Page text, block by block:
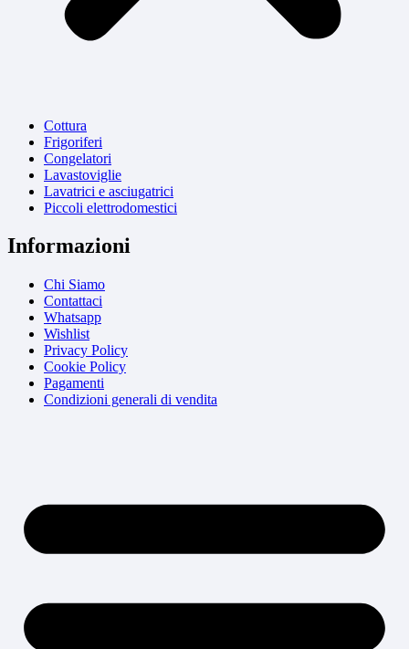
Cottura
Frigoriferi
Congelatori
Lavastoviglie
Lavatrici e asciugatrici
Piccoli elettrodomestici
Informazioni
Chi Siamo
Contattaci
Whatsapp
Wishlist
Privacy Policy
Cookie Policy
Pagamenti
Condizioni generali di vendita